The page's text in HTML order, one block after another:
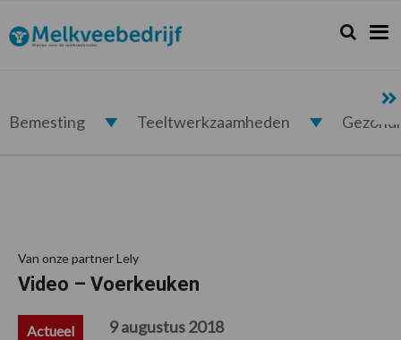
de
hoofdnavigatie
de
hoofd
de
eerste
de
voettekst
Melkveebedrijf.nl Zoeken...
Zoek
Bemesting Teeltwerkzaamheden
Van onze partner Lely
Video – Voerkeuken
Actueel 9 augustus 2018